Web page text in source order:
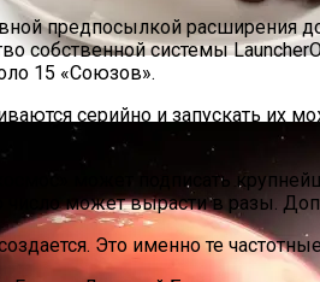
предпосылкой расширения
собственной системы
15 «Союзов».
серийно и запускать их
может подписать
число может вырасти в разы.
Это именно те